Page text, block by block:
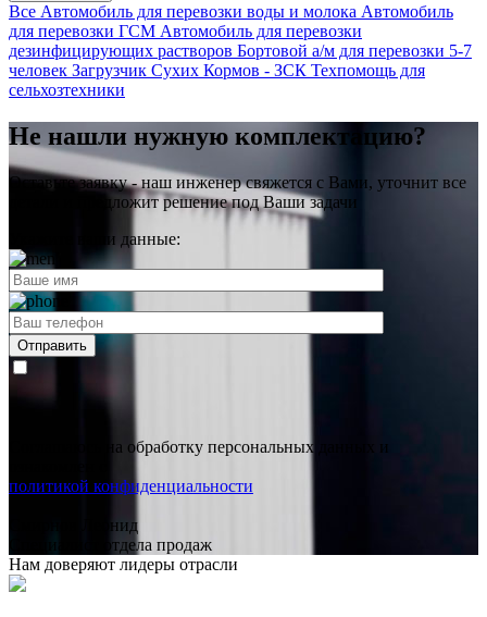
Все Автомобиль для перевозки воды и молока Автомобиль
для перевозки ГСМ Автомобиль для перевозки
дезинфицирующих растворов Бортовой а/м для перевозки 5-7
человек Загрузчик Сухих Кормов - ЗСК Техпомощь для
сельхозтехники
Не нашли нужную комплектацию?
Оставьте заявку - наш инженер свяжется с Вами, уточнит все
детали и предложитрешение под Ваши задачи
Укажите ваши данные:
Соглашаюсь на обработку персональных данных и
политикой конфиденциальности
Смирнов Леонид
Специалист отдела продаж
Нам доверяют лидеры отрасли